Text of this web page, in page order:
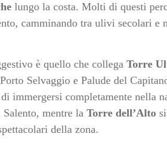
lungo la costa. Molti di questi
camminando tra ulivi secolari e
è quello che collega Torre
Selvaggio e Palude del
immergersi completamente nella
mentre la Torre dell’Alto
della zona.